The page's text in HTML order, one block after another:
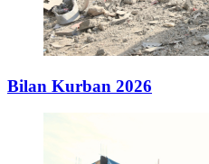
Bilan Kurban 2026